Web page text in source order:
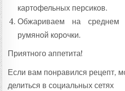
картофельных персиков.
Обжариваем на
румяной корочки.
Приятного аппетита!
Если вам понравился рецепт,
делиться в социальных сетях